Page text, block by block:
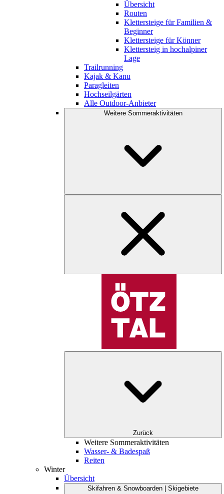
Übersicht
Routen
Klettersteige für Familien &
Beginner
Klettersteige für Könner
Klettersteig in hochalpiner
Lage
Trailrunning
Kajak & Kanu
Paragleiten
Hochseilgärten
Alle Outdoor-Anbieter
Weitere Sommeraktivitäten
Zurück
Weitere Sommeraktivitäten
Wasser- & Badespaß
Reiten
Winter
Übersicht
Skifahren & Snowboarden | Skigebiete